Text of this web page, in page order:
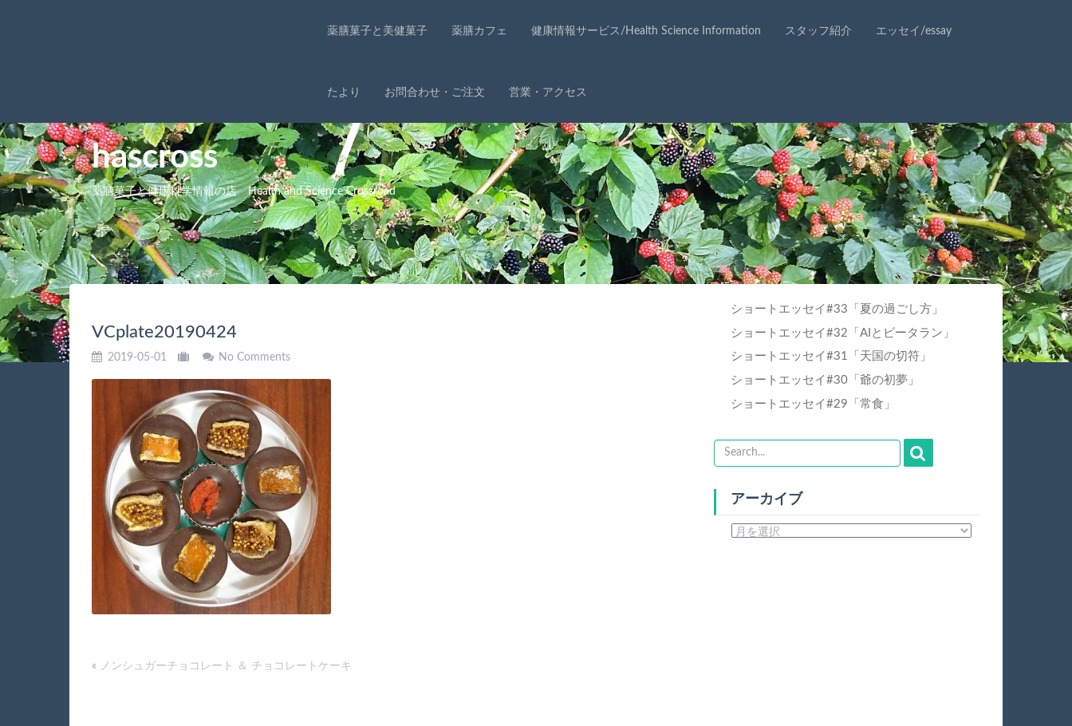
薬膳菓子と美健菓子 薬膳カフェ 健康情報サービス/Health Science Information スタッフ紹介 エッセイ/essay
たより お問合わせ・ご注文 営業・アクセス
hascross
薬膳菓子と健康科学情報の店 Health and Science Crossroad
VCplate20190424
2019-05-01 No Comments
« ノンシュガーチョコレート ＆ チョコレートケーキ
ショートエッセイ#33「夏の過ごし方」
ショートエッセイ#32「AIとビータラン」
ショートエッセイ#31「天国の切符」
ショートエッセイ#30「爺の初夢」
ショートエッセイ#29「常食」
アーカイブ